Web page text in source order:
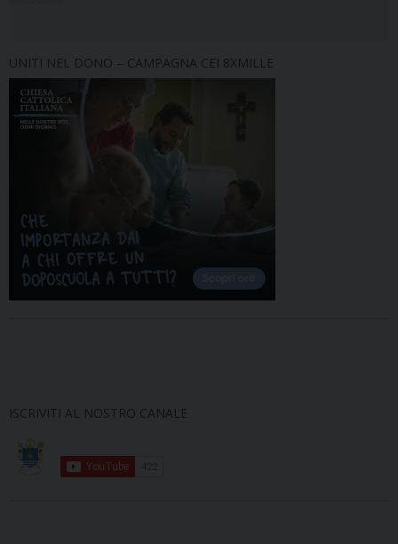
UNITI NEL DONO – CAMPAGNA CEI 8XMILLE
ISCRIVITI AL NOSTRO CANALE